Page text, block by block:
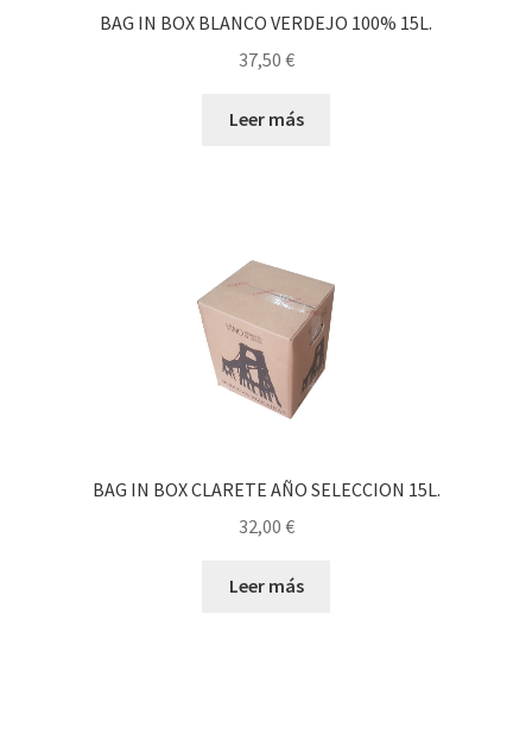
BAG IN BOX BLANCO VERDEJO 100% 15L.
37,50 €
Leer más
BAG IN BOX CLARETE AÑO SELECCION 15L.
32,00 €
Leer más